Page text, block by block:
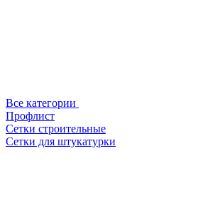
Все категории
Профлист
Сетки строительные
Сетки для штукатурки